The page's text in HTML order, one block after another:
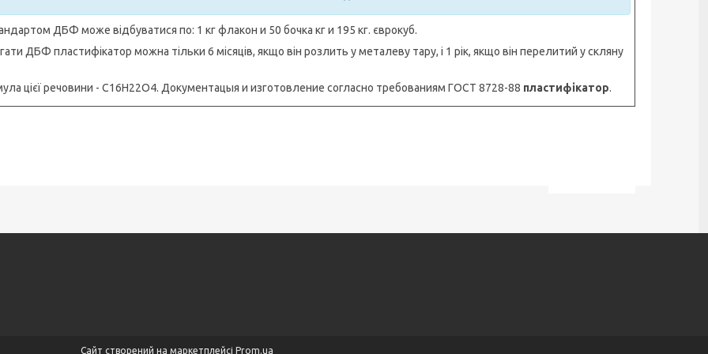
ДБФ може відбуватися по: 1 кг флакон и 50 бочка кг и 195 кг. єврокуб.
ДБФ пластифікатор можна тільки 6 місяців, якщо він розлить у металеву тару, і 1 рік, якщо він перелитий у скляну
цієї речовини - C16H22O4. Документацыя и изготовление согласно требованиям ГОСТ 8728-88 пластифікатор.
Сайт створений на маркетплейсі Prom.ua